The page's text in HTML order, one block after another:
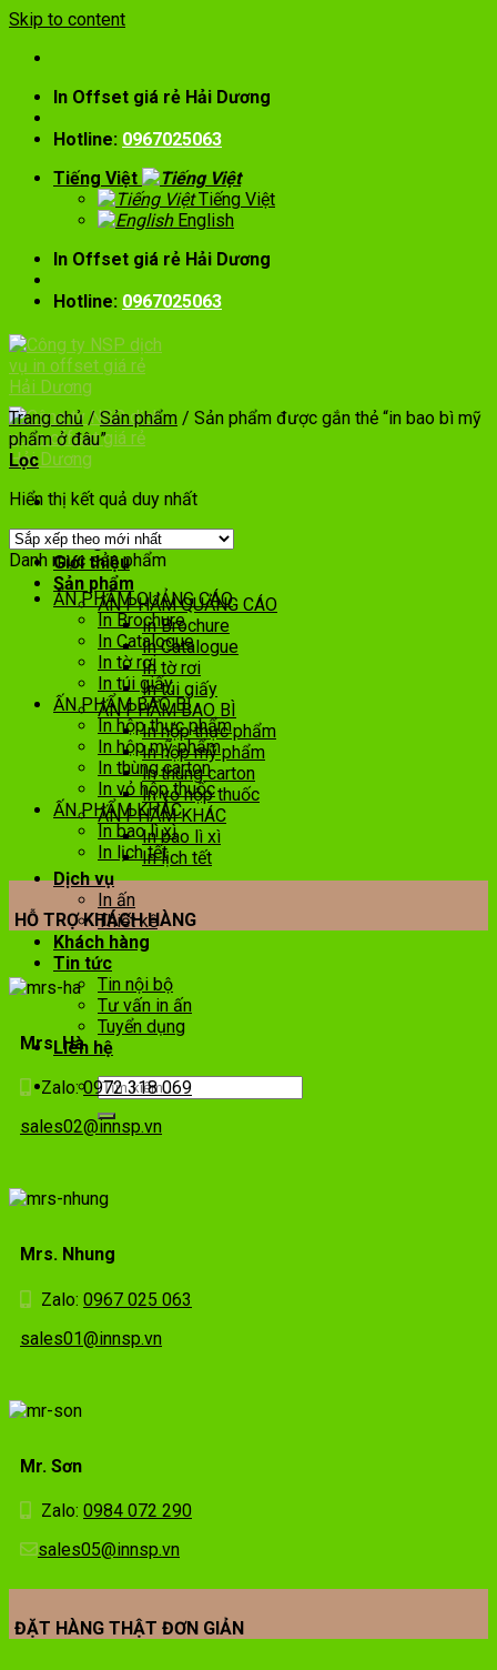
Skip to content
In Offset giá rẻ Hải Dương
Hotline: 0967025063
Tiếng Việt
Tiếng Việt
English
In Offset giá rẻ Hải Dương
Hotline: 0967025063
Trang chủ
Giới thiệu
Sản phẩm
ẤN PHẨM QUẢNG CÁO
In Brochure
In Catalogue
In tờ rơi
In túi giấy
ẤN PHẨM BAO BÌ
In hộp thực phẩm
In hộp mỹ phẩm
In thùng carton
In vỏ hộp thuốc
ẤN PHẨM KHÁC
In bao lì xì
In lịch tết
Dịch vụ
In ấn
Thiết kế
Khách hàng
Tin tức
Tin nội bộ
Tư vấn in ấn
Tuyển dụng
Liên hệ
Trang chủ / Sản phẩm / Sản phẩm được gắn thẻ “in bao bì mỹ
phẩm ở đâu”
Lọc
Hiển thị kết quả duy nhất
Danh mục sản phẩm
ẤN PHẨM QUẢNG CÁO
In Brochure
In Catalogue
In tờ rơi
In túi giấy
ẤN PHẨM BAO BÌ
In hộp thực phẩm
In hộp mỹ phẩm
In thùng carton
In vỏ hộp thuốc
ẤN PHẨM KHÁC
In bao lì xì
In lịch tết
HỖ TRỢ KHÁCH HÀNG
Mrs. Hà
Zalo:0972 318 069
sales02@innsp.vn
Mrs. Nhung
Zalo: 0967 025 063
sales01@innsp.vn
Mr. Sơn
Zalo: 0984 072 290
sales05@innsp.vn
ĐẶT HÀNG THẬT ĐƠN GIẢN